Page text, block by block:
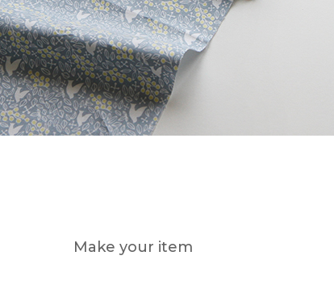
Make your item